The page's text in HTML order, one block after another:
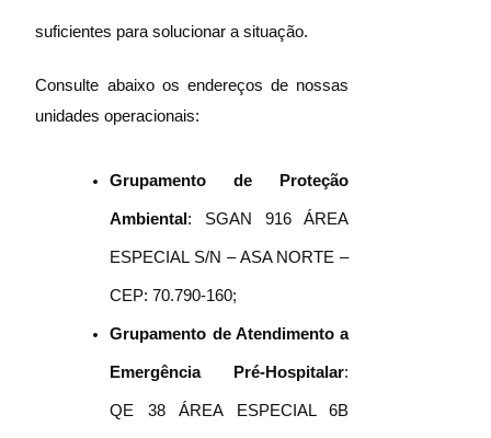
suficientes para solucionar a situação.
Consulte abaixo os endereços de nossas
unidades operacionais:
Grupamento de Proteção
Ambiental : SGAN 916 ÁREA
ESPECIAL S/N – ASA NORTE –
CEP: 70.790-160;
Grupamento de Atendimento a
Emergência Pré-Hospitalar:
QE 38 ÁREA ESPECIAL 6B